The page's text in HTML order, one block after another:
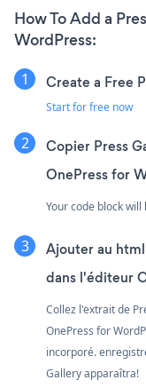
How To Add a
WordPress:
Create a Free
Start for free now
Copier Press
OnePress for
Your code block
Ajouter au
dans l'éditeur
Collez l'extrait de
OnePress for
incorporé.
Gallery apparaîtra!